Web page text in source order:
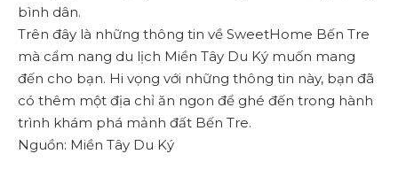
bình dân.
Trên đây là những thông tin về SweetHome Bến Tre
mà cẩm nang du lịch Miền Tây Du Ký muốn mang
đến cho bạn. Hi vọng với những thông tin này, bạn đã
có thêm một địa chỉ ăn ngon để ghé đến trong hành
trình khám phá mảnh đất Bến Tre.
Nguồn: Miền Tây Du Ký